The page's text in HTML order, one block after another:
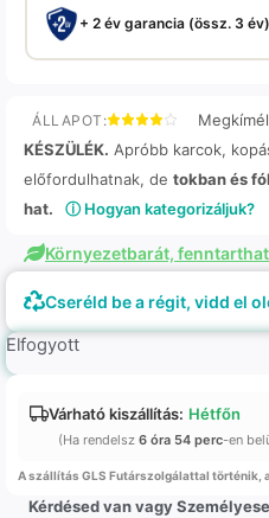
+ 2 év garancia (össz. 3 év)
ÁLLAPOT:
KÉSZÜLÉK. Apróbb karcok,
előfordulhatnak, de tokban és
hat.
ⓘ Hogyan kategorizáljuk?
Környezetbarát,
Cseréld be a régit, vidd el
Elfogyott
Várható kiszállítás: Hétfőn
(Ha rendelsz 6 óra 54 perc-en
A szállítás GLS Futárszolgálattal történik,
Kérdésed van vagy